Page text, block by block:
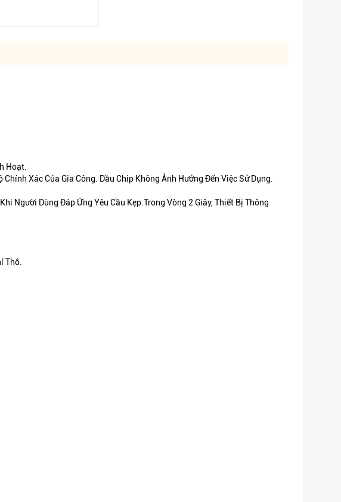
Hoạt.
Xác Của Gia Công. Dầu Chip Không Ảnh Hưởng Đến Việc Sử Dụng.
Người Dùng Đáp Ứng Yêu Cầu Kẹp.Trong Vòng 2 Giây, Thiết Bị Thông
Thô.